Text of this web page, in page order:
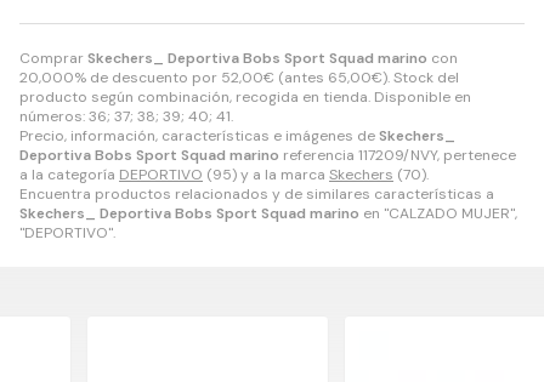
ComprarSkechers_ Deportiva Bobs Sport Squad marino con
20,000% de descuento por 52,00€ (antes 65,00€). Stock del
producto según combinación, recogida en tienda. Disponible en
números: 36; 37; 38; 39; 40; 41.
Precio, información, características e imágenes deSkechers_
Deportiva Bobs Sport Squad marino referencia 117209/NVY, pertenece
a la categoría DEPORTIVO (95) y a la marca Skechers (70).
Encuentra productos relacionados y de similares características a
Skechers_ Deportiva Bobs Sport Squad marino en "CALZADO MUJER",
"DEPORTIVO".